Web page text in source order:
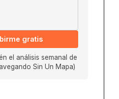
gratis
el análisis semanal de
Sin Un Mapa)